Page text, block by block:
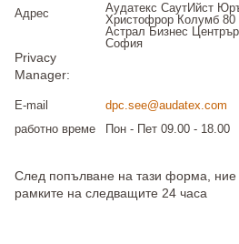
Адрес
Аудатекс СаутИйст
Христофрор Колумб 80
Астрал Бизнес
София
Privacy
Manager:
E-mail
dpc.see@audatex.com
работно време
Пон - Пет 09.00 - 18.00
След попълване на тази форма,
рамките на следващите 24 часа